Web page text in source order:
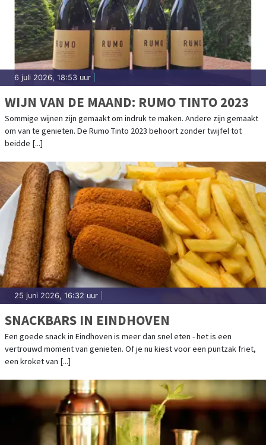
6 juli 2026, 18:53 uur
WIJN VAN DE MAAND: RUMO TINTO 2023
Sommige wijnen zijn gemaakt om indruk te maken. Andere zijn gemaakt
om van te genieten. De Rumo Tinto 2023 behoort zonder twijfel tot
beidde [...]
25 juni 2026, 16:32 uur
SNACKBARS IN EINDHOVEN
Een goede snack in Eindhoven is meer dan snel eten - het is een
vertrouwd moment van genieten. Of je nu kiest voor een puntzak friet,
een kroket van [...]